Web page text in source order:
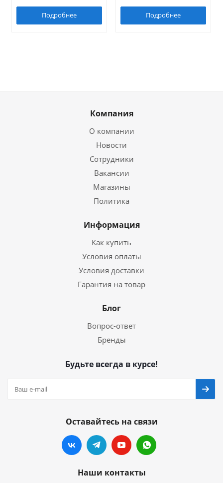
Подробнее Подробнее
Компания
О компании
Новости
Сотрудники
Вакансии
Магазины
Политика
Информация
Как купить
Условия оплаты
Условия доставки
Гарантия на товар
Блог
Вопрос-ответ
Бренды
Будьте всегда в курсе!
Оставайтесь на связи
Наши контакты